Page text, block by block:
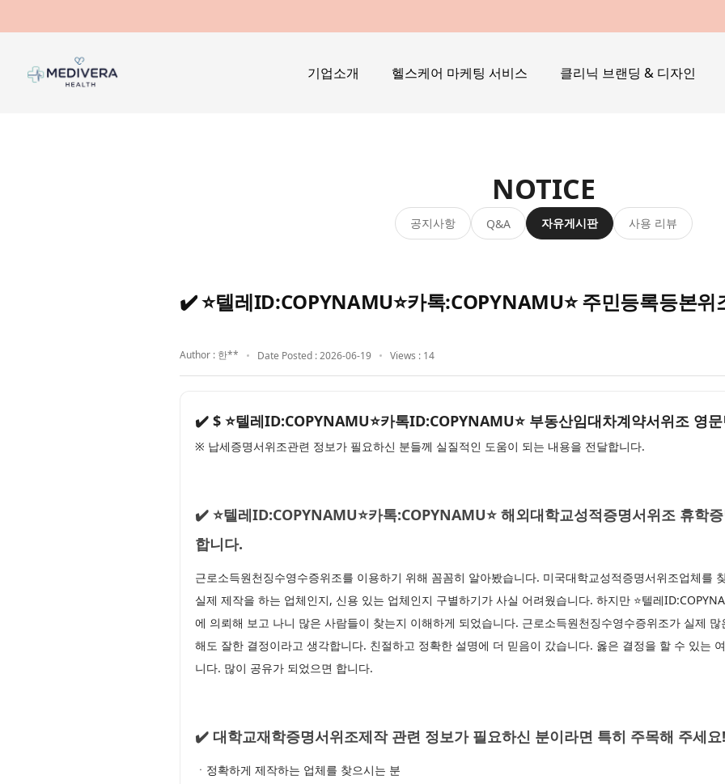
기업소개 헬스케어 마케팅 서비스 클리닉 브랜딩 & 디자인
NOTICE
공지사항 Q&A 자유게시판 사용 리뷰
✔️ ⭐텔레ID:COPYNAMU⭐카톡:COPYNAMU⭐ 주민등록등본
Author : 한** Date Posted : 2026-06-19 Views : 14
✔️ $ ⭐텔레ID:COPYNAMU⭐카톡ID:COPYNAMU⭐ 부동산임대차계약서위조 영
※ 납세증명서위조관련 정보가 필요하신 분들께 실질적인 도움이 되는 내용을 전달합니다.
✔️ ⭐텔레ID:COPYNAMU⭐카톡:COPYNAMU⭐ 해외대학교성적증명서위조 휴학
합니다.
근로소득원천징수영수증위조를 이용하기 위해 꼼꼼히 알아봤습니다. 미국대학교성적증명서위조업체를
실제 제작을 하는 업체인지, 신용 있는 업체인지 구별하기가 사실 어려웠습니다. 하지만 ⭐텔레
에 의뢰해 보고 나니 많은 사람들이 찾는지 이해하게 되었습니다. 근로소득원천징수영수증위조가 실제
해도 잘한 결정이라고 생각합니다. 친절하고 정확한 설명에 더 믿음이 갔습니다. 옳은 결정을 할 수 있는
니다. 많이 공유가 되었으면 합니다.
✔️ 대학교재학증명서위조제작 관련 정보가 필요하신 분이라면 특히 주목해 주세요!
ㆍ정확하게 제작하는 업체를 찾으시는 분